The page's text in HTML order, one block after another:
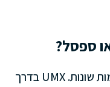
ספסל?
כן, העיצוב המודולרי מאפשר התאמות שונות. UMX בדרך